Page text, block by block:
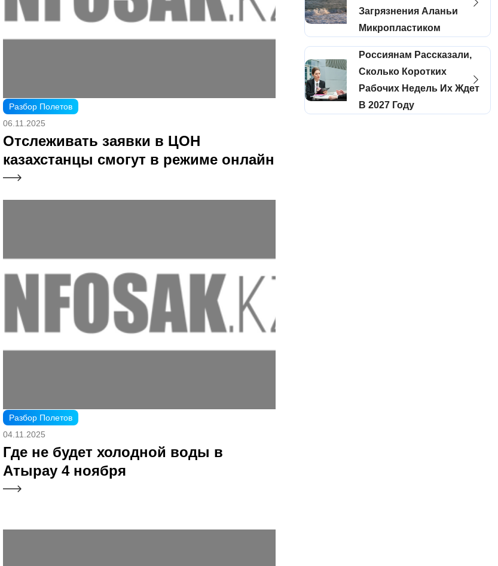
Разбор Полетов
06.11.2025
Отслеживать заявки в ЦОН
казахстанцы смогут в режиме онлайн
Разбор Полетов
04.11.2025
Где не будет холодной воды в
Атырау 4 ноября
Загрязнения Аланьи
Микропластиком
Россиянам Рассказали,
Сколько Коротких
Рабочих Недель Их Ждет
В 2027 Году